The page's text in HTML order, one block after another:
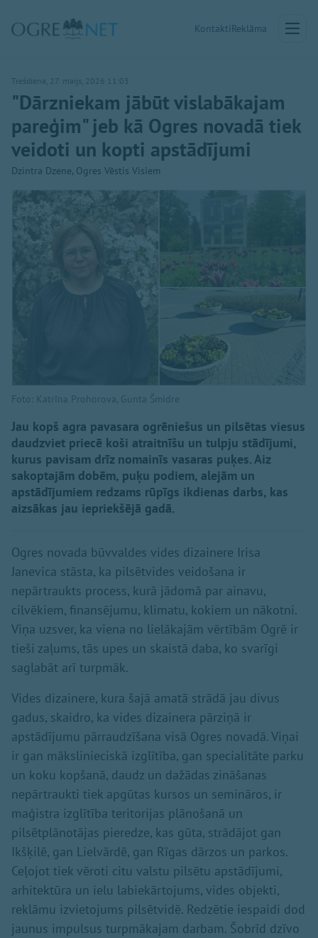
KontaktiReklāma
Trešdiena, 27. maijs, 2026 11:03
"Dārzniekam jābūt vislabākajam
pareģim" jeb kā Ogres novadā tiek
veidoti un kopti apstādījumi
Dzintra Dzene, Ogres Vēstis Visiem
Foto: Katrīna Prohorova, Gunta Šmidre
Jau kopš agra pavasara ogrēniešus un pilsētas viesus
daudzviet priecē koši atraitnīšu un tulpju stādījumi,
kurus pavisam drīz nomainīs vasaras puķes. Aiz
sakoptajām dobēm, puķu podiem, alejām un
apstādījumiem redzams rūpīgs ikdienas darbs, kas
aizsākas jau iepriekšējā gadā.
Ogres novada būvvaldes vides dizainere Irisa
Janevica stāsta, ka pilsētvides veidošana ir
nepārtraukts process, kurā jādomā par ainavu,
cilvēkiem, finansējumu, klimatu, kokiem un nākotni.
Viņa uzsver, ka viena no lielākajām vērtībām Ogrē ir
tieši zaļums, tās upes un skaistā daba, ko svarīgi
saglabāt arī turpmāk.
Vides dizainere, kura šajā amatā strādā jau divus
gadus, skaidro, ka vides dizainera pārziņā ir
apstādījumu pārraudzīšana visā Ogres novadā. Viņai
ir gan mākslinieciskā izglītība, gan specialitāte parku
un koku kopšanā, daudz un dažādas zināšanas
nepārtraukti tiek apgūtas kursos un semināros, ir
maģistra izglītība teritorijas plānošanā un
pilsētplānotājas pieredze, kas gūta, strādājot gan
Ikšķilē, gan Lielvārdē, gan Rīgas dārzos un parkos.
Ceļojot tiek vēroti citu valstu pilsētu apstādījumi,
arhitektūra un ielu labiekārtojums, vides objekti,
reklāmu izvietojums pilsētvidē. Redzētie iespaidi dod
jaunus impulsus turpmākajam darbam. Šobrīd dzīvo